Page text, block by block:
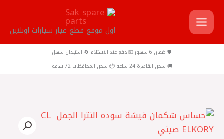
تخطي
إلى
المحتوى
اول موقع قطع غيار سيارات اونلاين
🛡️ ضمان 6 شهور 💵 دفع عند الاستلام 🔄 استبدال سهل
🚚 شحن القاهرة 24 ساعة 📦 شحن المحافظات 72 ساعة
كمية
حساس